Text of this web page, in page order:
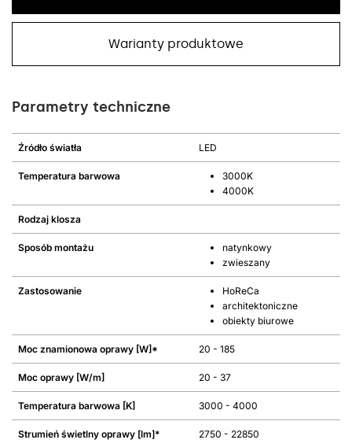
Warianty produktowe
Parametry techniczne
Źródło światła LED
Temperatura barwowa
3000K
4000K
Rodzaj klosza
Sposób montażu
natynkowy
zwieszany
Zastosowanie
HoReCa
architektoniczne
obiekty biurowe
Moc znamionowa oprawy [W]* 20 - 185
Moc oprawy [W/m] 20 - 37
Temperatura barwowa [K] 3000 - 4000
Strumień świetlny oprawy [lm]* 2750 - 22850